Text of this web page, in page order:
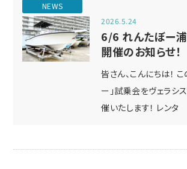
NEWS
2026.5.24
6/6 れんたぼー
開催のお知らせ！
皆さん、こんにちは！
ー」試乗会をヴェラシ
催いたします！ レンタ